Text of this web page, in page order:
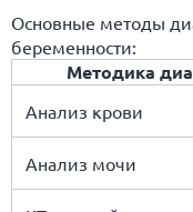
Основные методы
беременности:
Методика
Анализ крови
Анализ мочи